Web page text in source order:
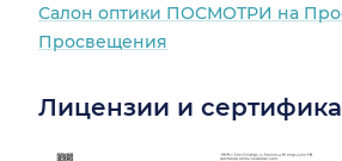
Салон оптики ПОСМОТРИ на
Просвещения
Лицензии и